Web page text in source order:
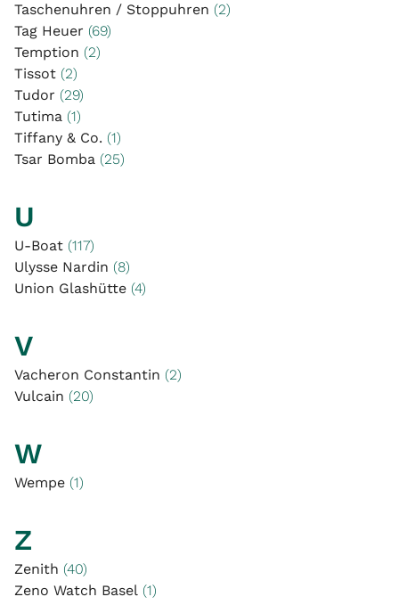
Taschenuhren / Stoppuhren (2)
Tag Heuer (69)
Temption (2)
Tissot (2)
Tudor (29)
Tutima (1)
Tiffany & Co. (1)
Tsar Bomba (25)
U
U-Boat (117)
Ulysse Nardin (8)
Union Glashütte (4)
V
Vacheron Constantin (2)
Vulcain (20)
W
Wempe (1)
Z
Zenith (40)
Zeno Watch Basel (1)